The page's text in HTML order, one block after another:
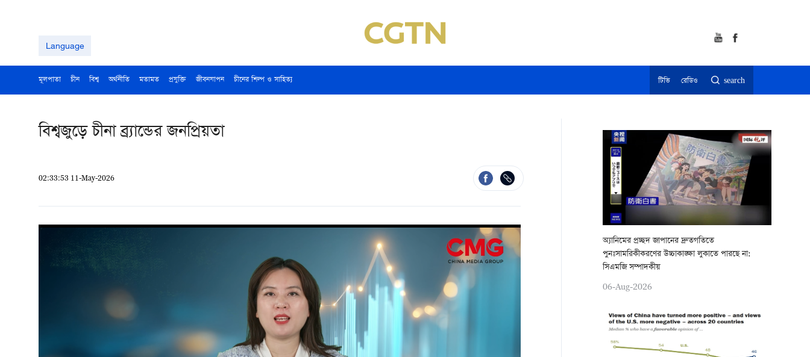
Language
মূলপাতা চীন বিশ্ব অর্থনীতি মতামত প্রযুক্তি জীবনযাপন চীনের শিল্প ও সাহিত্য টিভি রেডিও search
বিশ্বজুড়ে চীনা ব্র্যান্ডের জনপ্রিয়তা
02:33:53 11-May-2026
অ্যানিমের প্রচ্ছদ জাপানের দ্রুতগতিতে
পুনঃসামরিকীকরণের উচ্চাকাঙ্ক্ষা লুকাতে পারছে না:
সিএমজি সম্পাদকীয়
06-Aug-2026